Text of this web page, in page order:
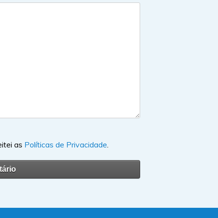
as Políticas de Privacidade.